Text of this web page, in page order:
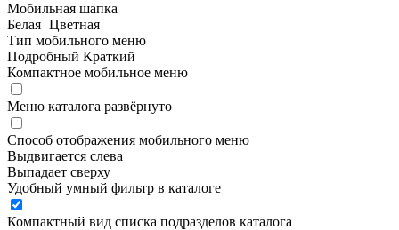
Мобильная шапка
Белая Цветная
Тип мобильного меню
Подробный Краткий
Компактное мобильное меню
Меню каталога развёрнуто
Способ отображения мобильного меню
Выдвигается слева
Выпадает сверху
Удобный умный фильтр в каталоге
Компактный вид списка подразделов каталога